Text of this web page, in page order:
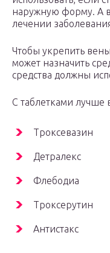
наружную форму. А
лечении
Чтобы укрепить
может назначить
средства должны
С таблетками лучше
Троксевазин
Детралекс
Флебодиа
Троксерутин
Антистакс